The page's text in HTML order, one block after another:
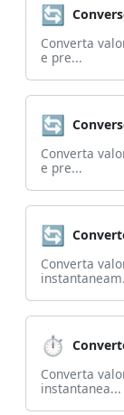
🔄
Converta
e pre...
🔄
Converta
e pre...
🔄
Converta
⏱️
Converta
instantanea...